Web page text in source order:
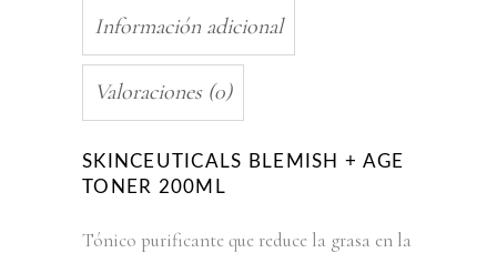
Información adicional
Valoraciones (0)
SKINCEUTICALS BLEMISH + AGE
TONER 200ML
Tónico purificante que reduce la grasa en la